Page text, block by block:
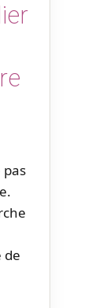
pas
de